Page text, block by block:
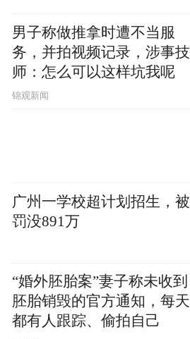
男子称做推拿时遭不当服
务，并拍视频记录，涉事技
师：怎么可以这样坑我呢
锦观新闻
广州一学校超计划招生，被
罚没891万
“婚外胚胎案”妻子称未收到
胚胎销毁的官方通知，每天
都有人跟踪、偷拍自己